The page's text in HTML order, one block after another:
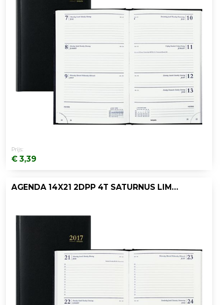
Prijs:
€ 3,39
AGENDA 14X21 2DPP 4T SATURNUS LIMA ZWART